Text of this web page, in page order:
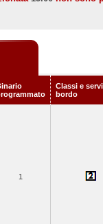
Classi e
bordo
1